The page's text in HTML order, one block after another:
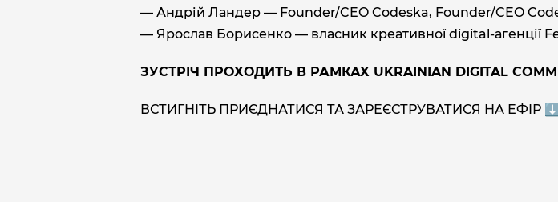
— Андрій Ландер — Founder/CEO Codeska, Founder/CEO
— Ярослав Борисенко — власник креативної digital-агенції
ЗУСТРІЧ ПРОХОДИТЬ В РАМКАХ UKRAINIAN DIGITAL
ВСТИГНІТЬ ПРИЄДНАТИСЯ ТА ЗАРЕЄСТРУВАТИСЯ НА ЕФІР ⬇️